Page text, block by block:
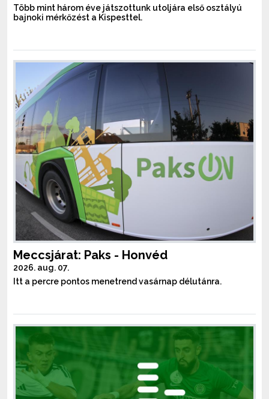
Több mint három éve játszottunk utoljára első osztályú
bajnoki mérkőzést a Kispesttel.
Meccsjárat: Paks - Honvéd
2026. aug. 07.
Itt a percre pontos menetrend vasárnap délutánra.